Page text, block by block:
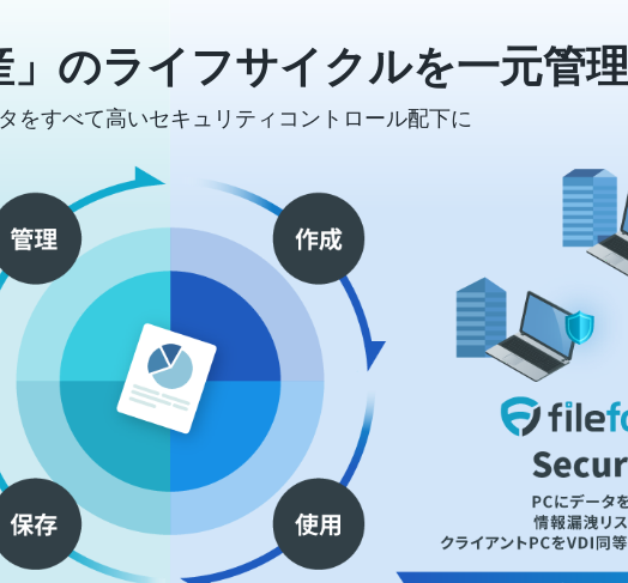
」のライフサイクルを一元管理
をすべて高いセキュリティコントロール配下に